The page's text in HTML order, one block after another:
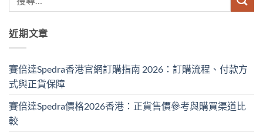
近期文章
賽倍達Spedra香港官網訂購指南 2026：訂購流程、付款方
式與正貨保障
賽倍達Spedra價格2026香港：正貨售價參考與購買渠道比
較